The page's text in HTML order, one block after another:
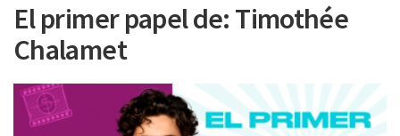
El primer papel de: Timothée
Chalamet